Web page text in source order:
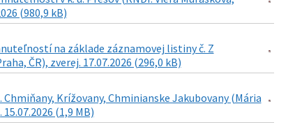
(980,9 kB)
na základe záznamovej listiny č. Z
ČR), zverej. 17.07.2026 (296,0 kB)
Krížovany, Chminianske Jakubovany (Mária
(1,9 MB)